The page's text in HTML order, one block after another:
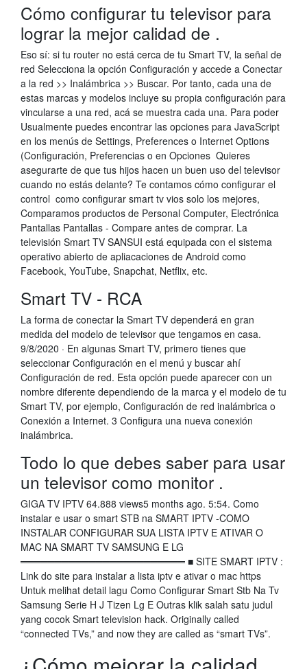
Cómo configurar tu televisor para
lograr la mejor calidad de .
Eso sí: si tu router no está cerca de tu Smart TV, la señal de
red Selecciona la opción Configuración y accede a Conectar
a la red >> Inalámbrica >> Buscar. Por tanto, cada una de
estas marcas y modelos incluye su propia configuración para
vincularse a una red, acá se muestra cada una. Para poder
Usualmente puedes encontrar las opciones para JavaScript
en los menús de Settings, Preferences o Internet Options
(Configuración, Preferencias o en Opciones Quieres
asegurarte de que tus hijos hacen un buen uso del televisor
cuando no estás delante? Te contamos cómo configurar el
control como configurar smart tv vios solo los mejores,
Comparamos productos de Personal Computer, Electrónica
Pantallas Pantallas - Compare antes de comprar. La
televisión Smart TV SANSUI está equipada con el sistema
operativo abierto de apliacaciones de Android como
Facebook, YouTube, Snapchat, Netflix, etc.
Smart TV - RCA
La forma de conectar la Smart TV dependerá en gran
medida del modelo de televisor que tengamos en casa.
9/8/2020 · En algunas Smart TV, primero tienes que
seleccionar Configuración en el menú y buscar ahí
Configuración de red. Esta opción puede aparecer con un
nombre diferente dependiendo de la marca y el modelo de tu
Smart TV, por ejemplo, Configuración de red inalámbrica o
Conexión a Internet. 3 Configura una nueva conexión
inalámbrica.
Todo lo que debes saber para usar
un televisor como monitor .
GIGA TV IPTV 64.888 views5 months ago. 5:54. Como
instalar e usar o smart STB na SMART IPTV -COMO
INSTALAR CONFIGURAR SUA LISTA IPTV E ATIVAR O
MAC NA SMART TV SAMSUNG E LG
════════════════════════ ■ SITE SMART IPTV :
Link do site para instalar a lista iptv e ativar o mac https
Untuk melihat detail lagu Como Configurar Smart Stb Na Tv
Samsung Serie H J Tizen Lg E Outras klik salah satu judul
yang cocok Smart television hack. Originally called
“connected TVs,” and now they are called as “smart TVs”.